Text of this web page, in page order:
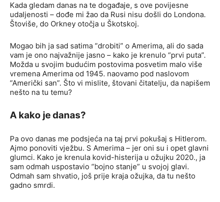
Kada gledam danas na te događaje, s ove povijesne
udaljenosti – dođe mi žao da Rusi nisu došli do Londona.
Štoviše, do Orkney otočja u Škotskoj.
Mogao bih ja sad satima “drobiti” o Amerima, ali do sada
vam je ono najvažnije jasno – kako je krenulo “prvi puta”.
Možda u svojim budućim postovima posvetim malo više
vremena Amerima od 1945. naovamo pod naslovom
“Američki san”. Što vi mislite, štovani čitatelju, da napišem
nešto na tu temu?
A kako je danas?
Pa ovo danas me podsjeća na taj prvi pokušaj s Hitlerom.
Ajmo ponoviti vježbu. S Amerima – jer oni su i opet glavni
glumci. Kako je krenula kovid-histerija u ožujku 2020., ja
sam odmah uspostavio “bojno stanje” u svojoj glavi.
Odmah sam shvatio, još prije kraja ožujka, da tu nešto
gadno smrdi.